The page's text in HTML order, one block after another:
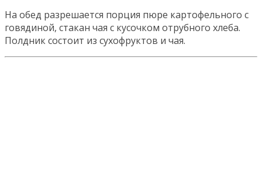
На обед разрешается порция пюре картофельного с
говядиной, стакан чая с кусочком отрубного хлеба.
Полдник состоит из сухофруктов и чая.